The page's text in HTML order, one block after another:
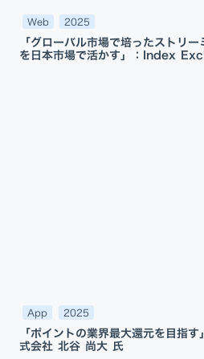
Web 2025
「グローバル市場で培ったストリ
を日本市場で活かす」：Index
App 2025
「ポイントの業界最大還元を目指
式会社 北谷 尚大 氏